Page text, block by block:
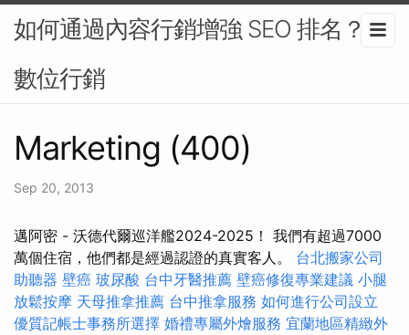
如何通過內容行銷增強 SEO 排名？-
數位行銷
Marketing (400)
Sep 20, 2013
邁阿密 - 沃德代爾巡洋艦2024-2025！ 我們有超過7000
萬個住宿，他們都是經過認證的真實客人。 台北搬家公司
助聽器 壁癌 玻尿酸 台中牙醫推薦 壁癌修復專業建議 小腿
放鬆按摩 天母推拿推薦 台中推拿服務 如何進行公司設立
優質記帳士事務所選擇 婚禮專屬外燴服務 宜蘭地區精緻外